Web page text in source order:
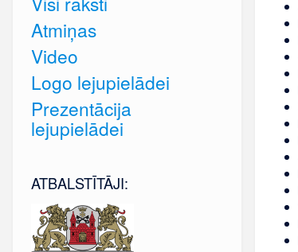
Atmiņas
Video
Logo lejupielādei
Prezentācija
lejupielādei
ATBALSTĪTĀJI: